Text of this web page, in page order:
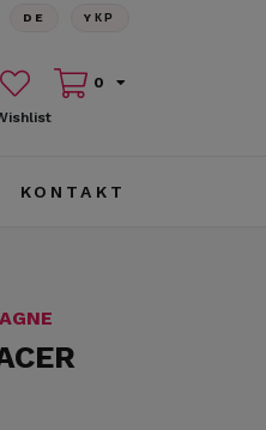
DE YКР
0
KONTAKT